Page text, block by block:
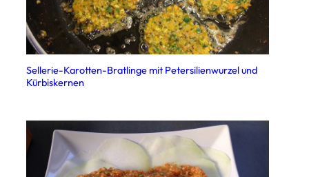
Sellerie-Karotten-Bratlinge mit Petersilienwurzel und
Kürbiskernen